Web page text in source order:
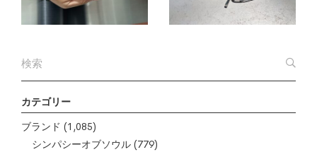
カテゴリー
ブランド (1,085)
シンパシーオブソウル (779)